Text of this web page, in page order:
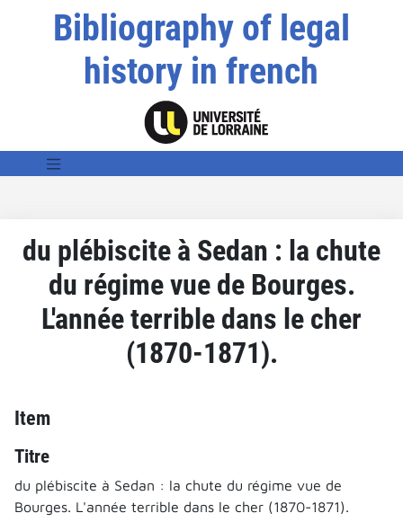
Bibliography of legal
history in french
du plébiscite à Sedan : la chute
du régime vue de Bourges.
L'année terrible dans le cher
(1870-1871).
Item
Titre
du plébiscite à Sedan : la chute du régime vue de
Bourges. L'année terrible dans le cher (1870-1871).